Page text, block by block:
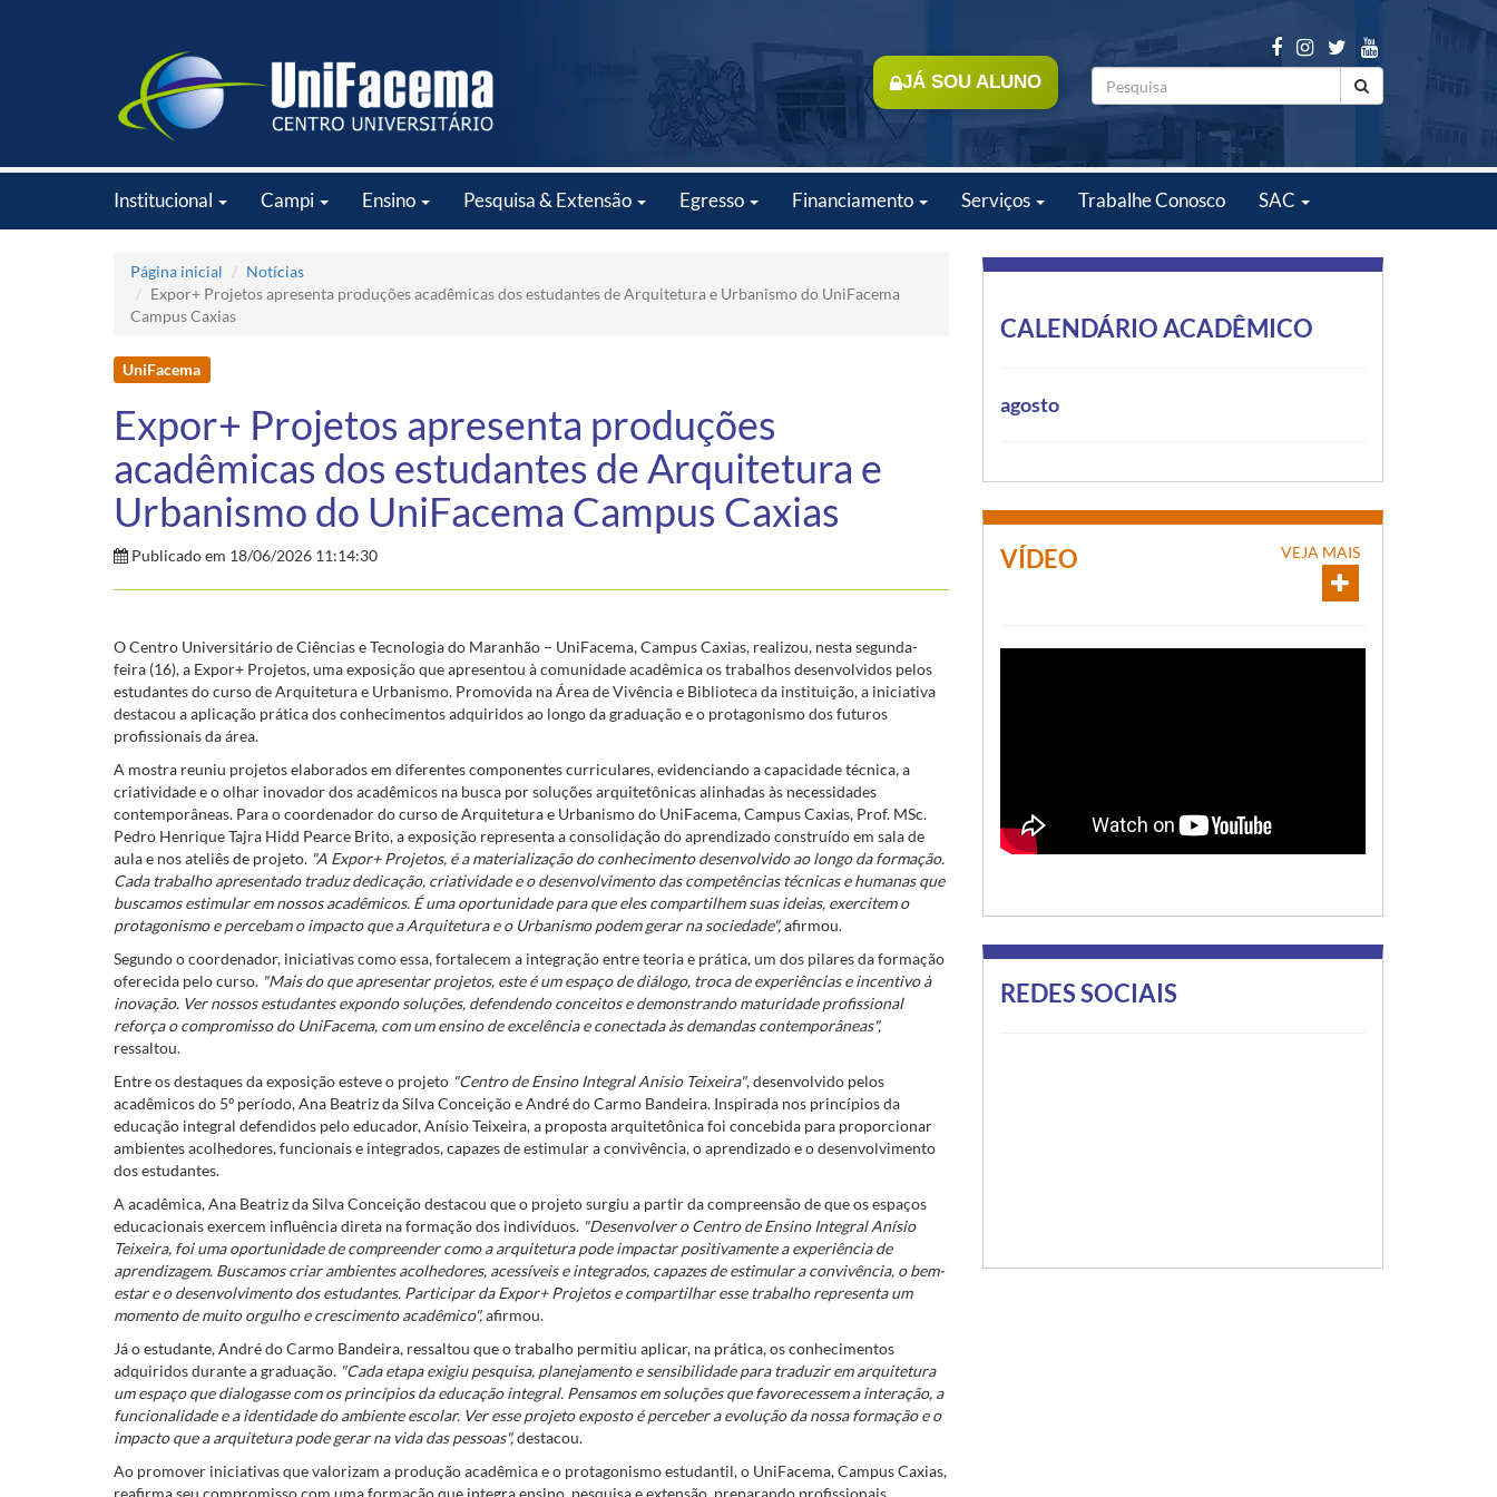
JÁ SOU ALUNO
Institucional Campi Ensino Pesquisa & Extensão Egresso Financiamento Serviços Trabalhe Conosco SAC
Página inicial
Notícias
Expor+ Projetos apresenta produções acadêmicas dos estudantes de Arquitetura e Urbanismo do UniFacema
Campus Caxias
UniFacema
Expor+ Projetos apresenta produções
acadêmicas dos estudantes de Arquitetura e
Urbanismo do UniFacema Campus Caxias
Publicado em 18/06/2026 11:14:30
O Centro Universitário de Ciências e Tecnologia do Maranhão – UniFacema, Campus Caxias, realizou, nesta segunda-
feira (16), a Expor+ Projetos, uma exposição que apresentou à comunidade acadêmica os trabalhos desenvolvidos pelos
estudantes do curso de Arquitetura e Urbanismo. Promovida na Área de Vivência e Biblioteca da instituição, a iniciativa
destacou a aplicação prática dos conhecimentos adquiridos ao longo da graduação e o protagonismo dos futuros
profissionais da área.
A mostra reuniu projetos elaborados em diferentes componentes curriculares, evidenciando a capacidade técnica, a
criatividade e o olhar inovador dos acadêmicos na busca por soluções arquitetônicas alinhadas às necessidades
contemporâneas. Para o coordenador do curso de Arquitetura e Urbanismo do UniFacema, Campus Caxias, Prof. MSc.
Pedro Henrique Tajra Hidd Pearce Brito, a exposição representa a consolidação do aprendizado construído em sala de
aula e nos ateliês de projeto. "A Expor+ Projetos, é a materialização do conhecimento desenvolvido ao longo da formação.
Cada trabalho apresentado traduz dedicação, criatividade e o desenvolvimento das competências técnicas e humanas que
buscamos estimular em nossos acadêmicos. É uma oportunidade para que eles compartilhem suas ideias, exercitem o
protagonismo e percebam o impacto que a Arquitetura e o Urbanismo podem gerar na sociedade",afirmou.
Segundo o coordenador, iniciativas como essa, fortalecem a integração entre teoria e prática, um dos pilares da formação
oferecida pelo curso. "Mais do que apresentar projetos, este é um espaço de diálogo, troca de experiências e incentivo à
inovação. Ver nossos estudantes expondo soluções, defendendo conceitos e demonstrando maturidade profissional
reforça o compromisso do UniFacema, com um ensino de excelência e conectada às demandas contemporâneas",
ressaltou.
Entre os destaques da exposição esteve o projeto "Centro de Ensino Integral Anísio Teixeira", desenvolvido pelos
acadêmicos do 5º período, Ana Beatriz da Silva Conceição e André do Carmo Bandeira. Inspirada nos princípios da
educação integral defendidos pelo educador, Anísio Teixeira, a proposta arquitetônica foi concebida para proporcionar
ambientes acolhedores, funcionais e integrados, capazes de estimular a convivência, o aprendizado e o desenvolvimento
dos estudantes.
A acadêmica, Ana Beatriz da Silva Conceição destacou que o projeto surgiu a partir da compreensão de que os espaços
educacionais exercem influência direta na formação dos indivíduos. "Desenvolver o Centro de Ensino Integral Anísio
Teixeira, foi uma oportunidade de compreender como a arquitetura pode impactar positivamente a experiência de
aprendizagem. Buscamos criar ambientes acolhedores, acessíveis e integrados, capazes de estimular a convivência, o bem-
estar e o desenvolvimento dos estudantes. Participar da Expor+ Projetos e compartilhar esse trabalho representa um
momento de muito orgulho e crescimento acadêmico",afirmou.
Já o estudante, André do Carmo Bandeira, ressaltou que o trabalho permitiu aplicar, na prática, os conhecimentos
adquiridos durante a graduação. "Cada etapa exigiu pesquisa, planejamento e sensibilidade para traduzir em arquitetura
um espaço que dialogasse com os princípios da educação integral. Pensamos em soluções que favorecessem a interação, a
funcionalidade e a identidade do ambiente escolar. Ver esse projeto exposto é perceber a evolução da nossa formação e o
impacto que a arquitetura pode gerar na vida das pessoas",destacou.
Ao promover iniciativas que valorizam a produção acadêmica e o protagonismo estudantil, o UniFacema, Campus Caxias,
reafirma seu compromisso com uma formação que integra ensino, pesquisa e extensão, preparando profissionais
CALENDÁRIO ACADÊMICO
agosto
VÍDEO VEJA MAIS
REDES SOCIAIS